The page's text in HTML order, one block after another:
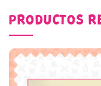
PRODUCTOS